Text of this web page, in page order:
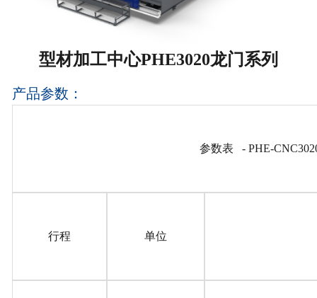
型材加工中心PHE3020龙门系列
产品参数：
参数表 - PHE-
行程 单位